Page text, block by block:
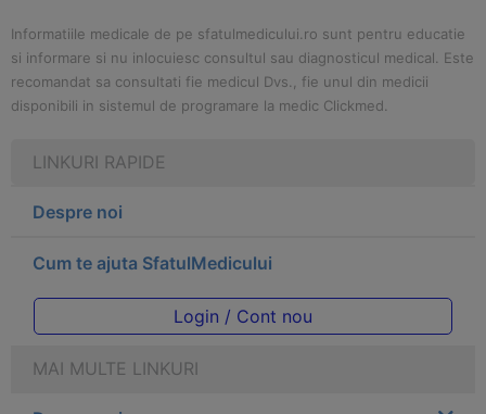
Informatiile medicale de pe sfatulmedicului.ro sunt pentru educatie
si informare si nu inlocuiesc consultul sau diagnosticul medical. Este
recomandat sa consultati fie medicul Dvs., fie unul din medicii
disponibili in sistemul de programare la medic Clickmed.
LINKURI RAPIDE
Despre noi
Cum te ajuta SfatulMedicului
Login / Cont nou
MAI MULTE LINKURI